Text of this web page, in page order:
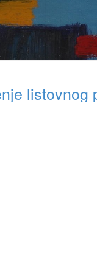
listovnog